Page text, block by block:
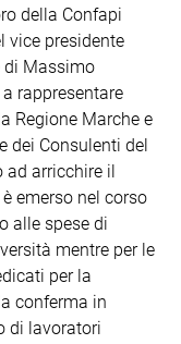
della Confapi
vice presidente
di Massimo
rappresentare
Regione Marche e
dei Consulenti del
ad arricchire il
emerso nel corso
alle spese di
mentre per le
per la
conferma in
di lavoratori